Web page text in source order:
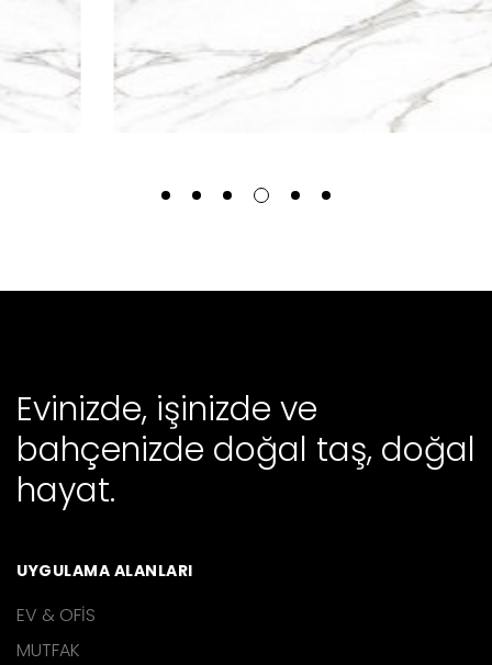
Evinizde, işinizde ve
bahçenizde doğal taş, doğal
hayat.
UYGULAMA ALANLARI
EV & OFİS
MUTFAK